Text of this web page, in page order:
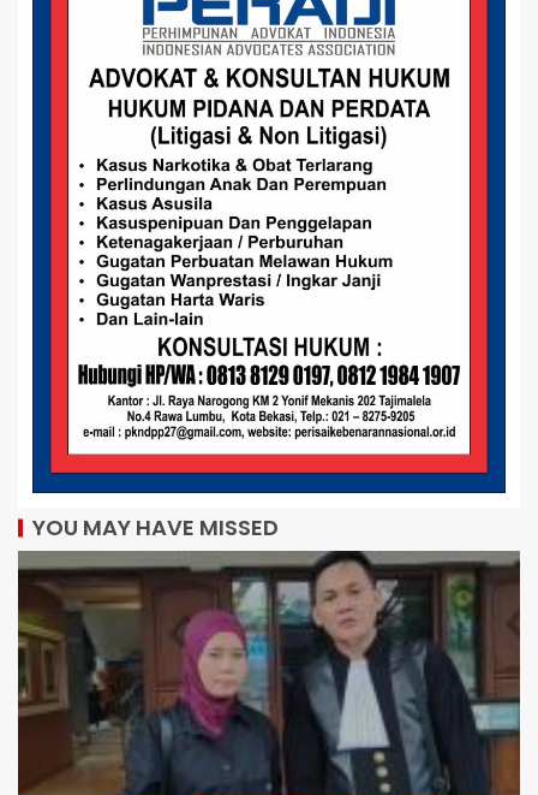
YOU MAY HAVE MISSED